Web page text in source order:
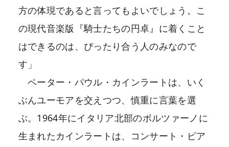
方の体現であると言ってもよいでしょう。こ
の現代音楽版『騎士たちの円卓』に着くこと
はできるのは、ぴったり合う人のみなので
す」
ペーター・パウル・カインラートは、いく
ぶんユーモアを交えつつ、慎重に言葉を選
ぶ。1964年にイタリア北部のボルツァーノに
生まれたカインラートは、コンサート・ピア